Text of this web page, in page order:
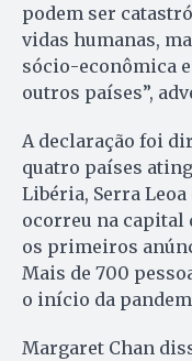
podem ser
vidas humanas,
sócio-econômica
outros países”,
A declaração foi
quatro países
Libéria, Serra
ocorreu na capital
os primeiros
Mais de 700
o início da
Margaret Chan